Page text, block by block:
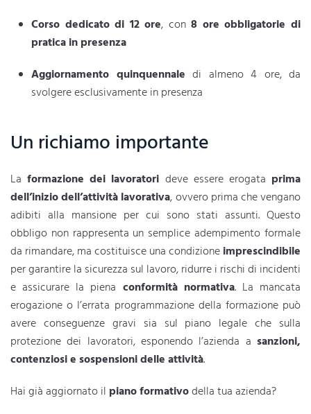
Corso dedicato di 12 ore, con8 ore obbligatorie di
pratica in presenza
Aggiornamento quinquennale di almeno 4 ore, da
svolgere esclusivamente in presenza
Un richiamo importante
Laformazione dei lavoratori deve essere erogata prima
dell’inizio dell’attività lavorativa, ovvero prima che vengano
adibiti alla mansione per cui sono stati assunti. Questo
obbligo non rappresenta un semplice adempimento formale
da rimandare, ma costituisce una condizioneimprescindibile
per garantire la sicurezza sul lavoro, ridurre i rischi di incidenti
e assicurare la piena conformità normativa. La mancata
erogazione o l’errata programmazione della formazione può
avere conseguenze gravi sia sul piano legale che sulla
protezione dei lavoratori, esponendo l’azienda a sanzioni,
contenziosi e sospensioni delle attività.
Hai già aggiornato il piano formativodella tua azienda?